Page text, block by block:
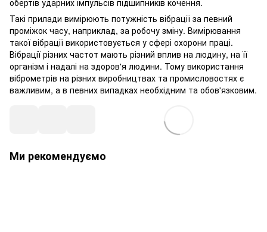
обертів ударних імпульсів підшипників кочення.
Такі прилади вимірюють потужність вібрації за певний
проміжок часу, наприклад, за робочу зміну. Вимірювання
такої вібрації використовується у сфері охорони праці.
Вібрації різних частот мають різний вплив на людину, на її
організм і надалі на здоров'я людини. Тому використання
віброметрів на різних виробництвах та промисловостях є
важливим, а в певних випадках необхідним та обов'язковим.
Ми рекомендуємо